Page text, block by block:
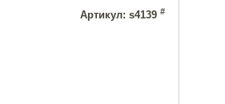
Артикул: s4139 #